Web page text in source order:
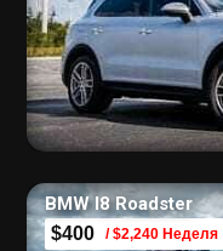
BMW I8 Roadster
$400 / $2,240 Неделя